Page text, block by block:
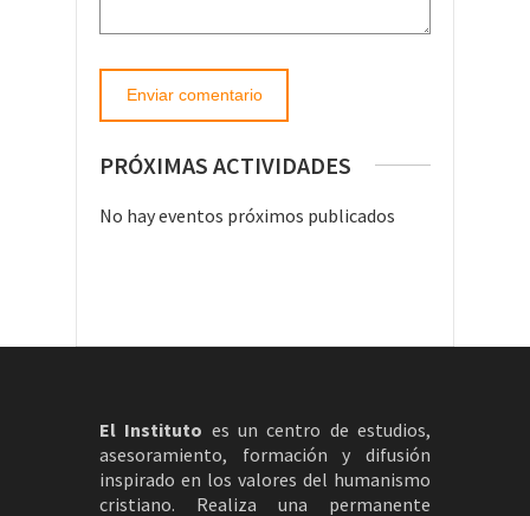
PRÓXIMAS ACTIVIDADES
No hay eventos próximos publicados
El Instituto es un centro de estudios,
asesoramiento, formación y difusión
inspirado en los valores del humanismo
cristiano. Realiza una permanente